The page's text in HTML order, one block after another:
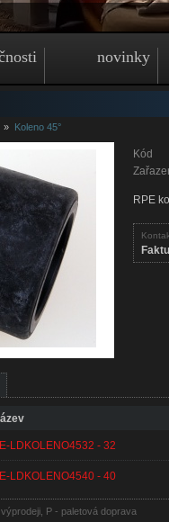
novinky
» Koleno 45°
Kód
RPE
LDKOLENO4532 - 32
LDKOLENO4540 - 40
P - paletová doprava